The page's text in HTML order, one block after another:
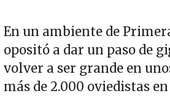
En un ambiente de
opositó a dar un paso de
volver a ser grande en
más de 2.000 oviedistas